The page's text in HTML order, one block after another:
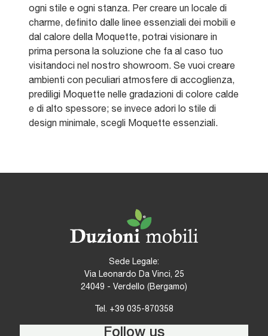
ogni stile e ogni stanza. Per creare un locale di
charme, definito dalle linee essenziali dei mobili e
dal calore della Moquette, potrai visionare in
prima persona la soluzione che fa al caso tuo
visitandoci nel nostro showroom. Se vuoi creare
ambienti con peculiari atmosfere di accoglienza,
prediligi Moquette nelle gradazioni di colore calde
e di alto spessore; se invece adori lo stile di
design minimale, scegli Moquette essenziali.
Sede Legale:
Via Leonardo Da Vinci, 25
24049 - Verdello (Bergamo)
Tel. +39 035-870358
Follow us